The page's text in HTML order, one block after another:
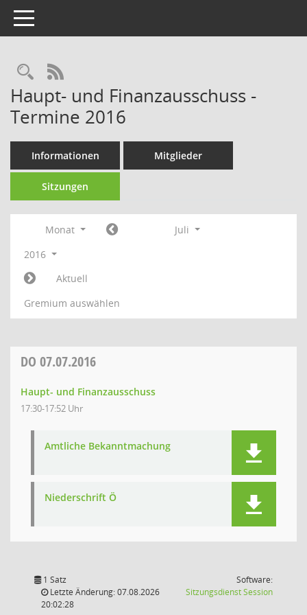
Toggle navigation
Rechercheauswahl
RSS-Feed
Haupt- und Finanzausschuss -
Termine 2016
Informationen Mitglieder
Sitzungen
Monat
Juli
2016
Aktuell
Gremium auswählen
DO 07.07.2016
Haupt- und Finanzausschuss
17:30-17:52 Uhr
Amtliche Bekanntmachung
Niederschrift Ö
1 Satz
Letzte Änderung: 07.08.2026
20:02:28
Software:
SitzungsdienstSession(Wird in